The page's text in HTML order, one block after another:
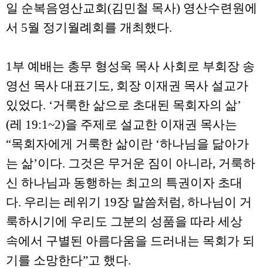
일 순복음영산교회(김민철 목사) 영산수련원에
서 5월 정기월례회를 개최했다.
1부 예배는 총무 형성욱 목사 사회로 부회장 송
영선 목사 대표기도, 회장 이재권 목사 설교가
있었다. ‘거룩한 삶으로 초대된 목회자의 삶’
(레 19:1~2)을 주제로 설교한 이재권 목사는
“목회자에게 거룩한 삶이란 ‘하나님을 닮아가
는 삶’이다. 그것은 무거운 짐이 아니라, 거룩하
신 하나님과 동행하는 최고의 특권이자 초대
다. 우리는 레위기 19장 말씀처럼, 하나님이 거
룩하시기에 우리도 그분의 성품을 따라 세상
속에서 구별된 아름다움을 드러내는 목회가 되
기를 소망한다”고 했다.